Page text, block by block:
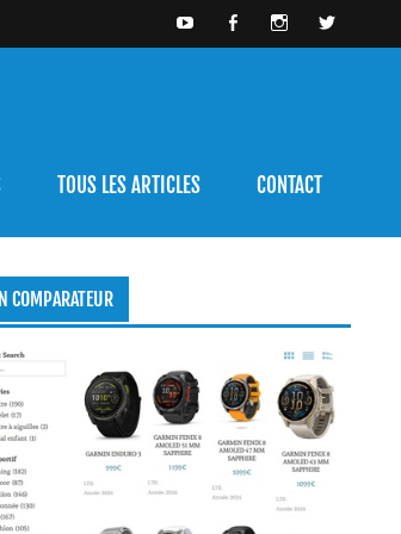
TOUS LES ARTICLES CONTACT
COMPARATEUR